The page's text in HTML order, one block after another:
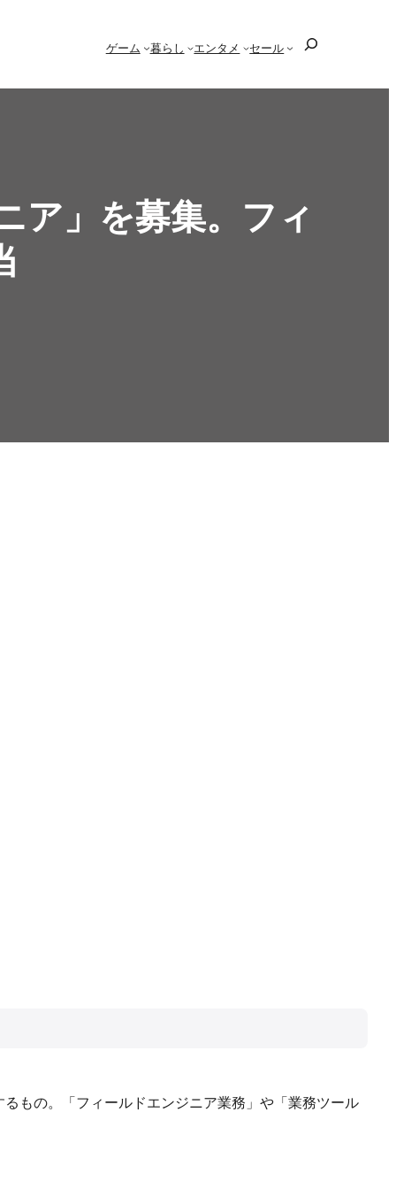
ゲーム 暮らし エンタメ セール
ア」を募集。フィ
もの。「フィールドエンジニア業務」や「業務ツール